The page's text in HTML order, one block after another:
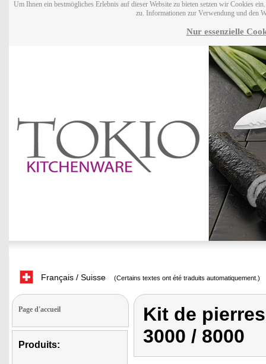
Um Ihnen ein bestmögliches Erlebnis auf dieser Website zu bieten setzen wir Cookies
zu. Informationen zur Verwendung und den
Nur essenzielle
Français / Suisse (Certains textes ont été traduits automatiquement.)
Page d'accueil
Produits:
Kit de
3000 / 8000